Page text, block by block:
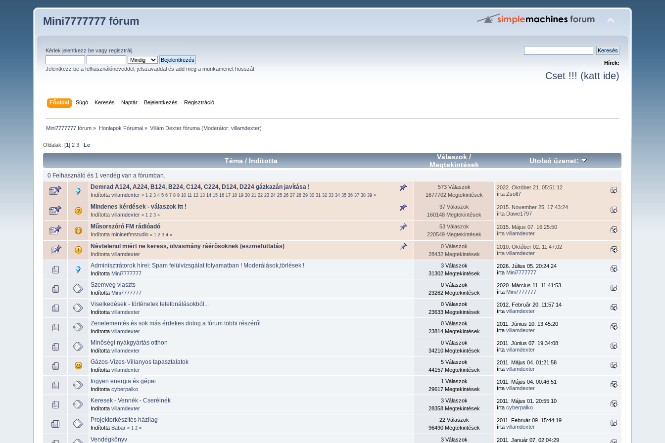
Mini7777777 fórum
Kérlekjelentkezz be vagyregisztrálj
Jelentkezz be a felhasználóneveddel, jelszavaddal és add meg a munkamenet hosszát
Hírek:
Cset !!! (katt ide)
Főoldal Súgó Keresés Naptár Bejelentkezés Regisztráció
Mini7777777 fórum » Honlapok Fórumai» Villám Dexter fóruma (Moderátor:villamdexter)
Oldalak: [1]2 3 Le
Téma / Indította
Válaszok /
Megtekintések
Utolsó üzenet:
0 Felhasználó és 1 vendég van a fórumban.
Demrad A124, A224, B124, B224, C124, C224, D124, D224 gázkazán javítása !
Indítottavillamdexter «1 2 3 4 5 6 7 8 9 10 11 12 13 14 15 16 17 18 19 20 21 22 23 24 25 26 27 28 29 30 31 32 33 34 35 36 37 38 39 »
573 Válaszok
1677702 Megtekintések
2022. Október 21. 05:51:12
írtaZsolt7
Mindenes kérdések - válaszok itt !
Indítottavillamdexter «1 2 3 »
37 Válaszok
160148 Megtekintések
2015. November 25. 17:43:24
írta Dawe1797
Műsorszóró FM rádióadó
Indítottamininetfmstudio «1 2 3 4 »
53 Válaszok
220549 Megtekintések
2015. Május 07. 16:25:50
írtavillamdexter
Névtelenül miért ne keress, olvasmány ráérősöknek (eszmefuttatás)
Indítottavillamdexter
0 Válaszok
28432 Megtekintések
2010. Október 02. 11:47:02
írtavillamdexter
Adminisztrátorok hírei: Spam felülvizsgálat folyamatban ! Moderálások,törlések !
Indította Mini7777777
3 Válaszok
31302 Megtekintések
2026. Július 05. 20:24:24
írta Mini7777777
Szemveg vlaszts
Indította Mini7777777
0 Válaszok
23262 Megtekintések
2020. Március 11. 11:41:53
írta Mini7777777
Viselkedések - történetek telefonálásokból...
Indítottavillamdexter
0 Válaszok
23633 Megtekintések
2012. Február 20. 11:57:14
írtavillamdexter
Zenelementés és sok más érdekes dolog a fórum többi részéről
Indítottavillamdexter
0 Válaszok
23814 Megtekintések
2011. Június 10. 13:45:20
írtavillamdexter
Minőségi nyákgyártás otthon
Indítottavillamdexter
0 Válaszok
34210 Megtekintések
2011. Június 07. 19:34:08
írtavillamdexter
Gázos-Vizes-Villanyos tapasztalatok
Indítottavillamdexter
5 Válaszok
44157 Megtekintések
2011. Május 04. 01:21:58
írtavillamdexter
Ingyen energia és gépei
Indítottacyberpalko
1 Válaszok
29617 Megtekintések
2011. Május 04. 00:46:51
írtavillamdexter
Keresek - Vennék - Cserélnék
Indítottavillamdexter
3 Válaszok
28358 Megtekintések
2011. Május 01. 20:55:10
írtacyberpalko
Projektorkészítés házilag
Indította Babar «1 2 »
22 Válaszok
96490 Megtekintések
2011. Február 09. 15:44:19
írtavillamdexter
Vendégkönyv 3 Válaszok 2011. Január 07. 02:04:29